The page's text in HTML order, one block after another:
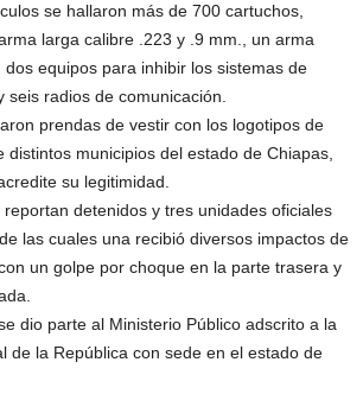
se hallaron más de 700 cartuchos,
larga calibre .223 y .9 mm., un arma
equipos para inhibir los sistemas de
seis radios de comunicación.
prendas de vestir con los logotipos de
distintos municipios del estado de Chiapas,
su legitimidad.
detenidos y tres unidades oficiales
las cuales una recibió diversos impactos de
un golpe por choque en la parte trasera y
dio parte al Ministerio Público adscrito a la
de la República con sede en el estado de